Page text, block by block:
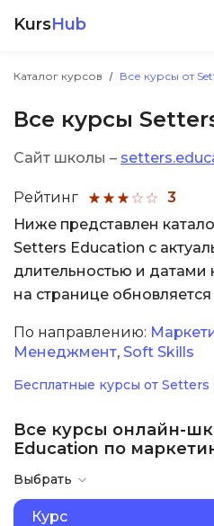
KursHub
Каталог курсов Все курсы от
Все курсы
Сайт школы –
Рейтинг
3
Ниже представлен
Setters Education с
длительностью и
на странице
По направлению:
Менеджмент, Soft Skills
Бесплатные курсы от Setters
Все курсы онлайн-
Education по
Выбрать
Курс
Разработка
Маркетинг
Дизайн
Аналитика
Менеджмент
Иностранные
Soft Skills